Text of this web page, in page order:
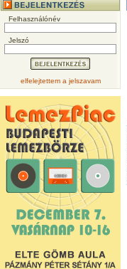
Felhasználónév
Jelszó
elfelejtettem a jelszavam